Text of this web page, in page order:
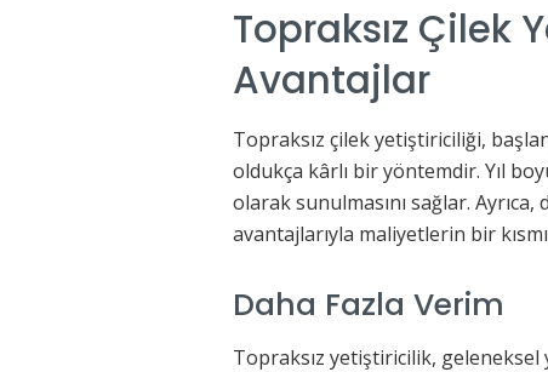
Topraksız Çilek
Avantajlar
Topraksız çilek yetiştiriciliği,
oldukça kârlı bir yöntemdir. Yıl
olarak sunulmasını sağlar.
avantajlarıyla maliyetlerin bir
Daha Fazla Verim
Topraksız yetiştiricilik,